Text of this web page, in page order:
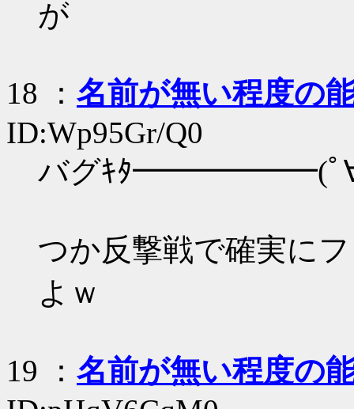
が
18 ： 名前が無い程度の
ID:Wp95Gr/Q0
バグｷﾀ━━━━━━(
つか反撃戦で確実に
よｗ
19 ： 名前が無い程度の